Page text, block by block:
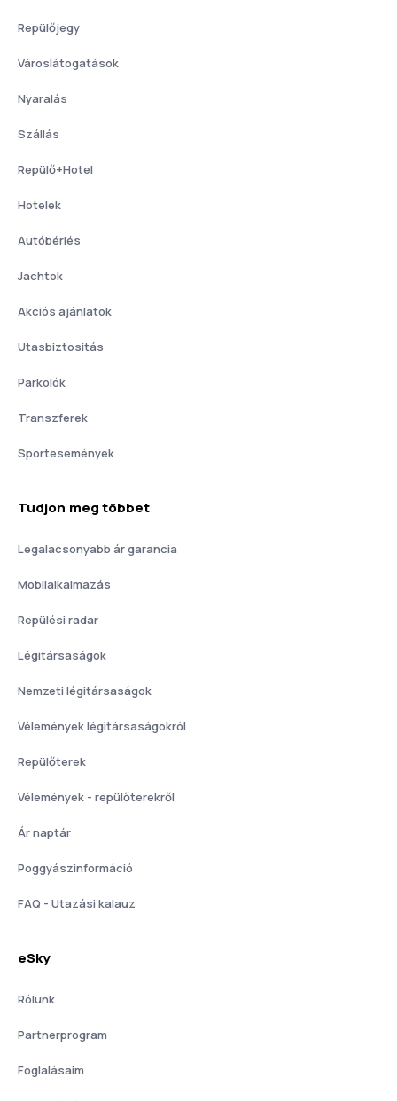
Repülőjegy
Városlátogatások
Nyaralás
Szállás
Repülő+Hotel
Hotelek
Autóbérlés
Jachtok
Akciós ajánlatok
Utasbiztositás
Parkolók
Transzferek
Sportesemények
Tudjon meg többet
Legalacsonyabb ár garancia
Mobilalkalmazás
Repülési radar
Légitársaságok
Nemzeti légitársaságok
Vélemények légitársaságokról
Repülőterek
Vélemények - repülőterekről
Ár naptár
Poggyászinformáció
FAQ - Utazási kalauz
eSky
Rólunk
Partnerprogram
Foglalásaim